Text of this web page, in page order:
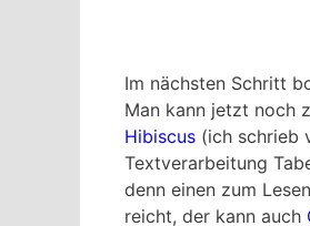
Im nächsten Schritt
Man kann jetzt noch
Hibiscus (ich schrieb
Textverarbeitung
denn einen zum
reicht, der kann auch